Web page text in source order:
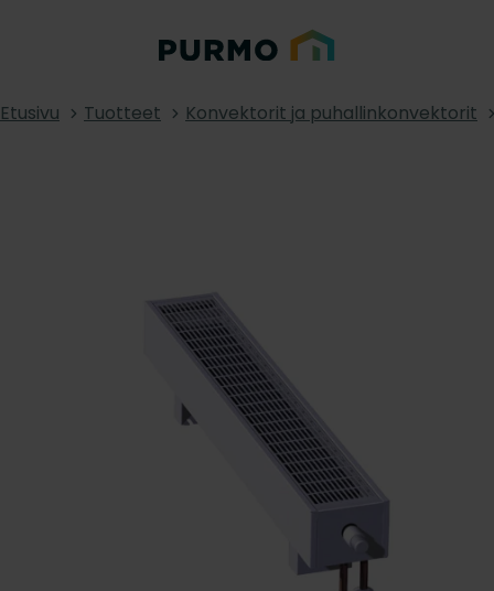
Etusivu Tuotteet Konvektorit ja puhallinkonvektorit